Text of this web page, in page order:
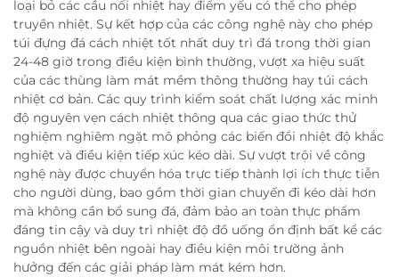
loại bỏ các cầu nối nhiệt hay điểm yếu có thể cho phép
truyền nhiệt. Sự kết hợp của các công nghệ này cho phép
túi đựng đá cách nhiệt tốt nhất duy trì đá trong thời gian
24-48 giờ trong điều kiện bình thường, vượt xa hiệu suất
của các thùng làm mát mềm thông thường hay túi cách
nhiệt cơ bản. Các quy trình kiểm soát chất lượng xác minh
độ nguyên vẹn cách nhiệt thông qua các giao thức thử
nghiệm nghiêm ngặt mô phỏng các biến đổi nhiệt độ khắc
nghiệt và điều kiện tiếp xúc kéo dài. Sự vượt trội về công
nghệ này được chuyển hóa trực tiếp thành lợi ích thực tiễn
cho người dùng, bao gồm thời gian chuyến đi kéo dài hơn
mà không cần bổ sung đá, đảm bảo an toàn thực phẩm
đáng tin cậy và duy trì nhiệt độ đồ uống ổn định bất kể các
nguồn nhiệt bên ngoài hay điều kiện môi trường ảnh
hưởng đến các giải pháp làm mát kém hơn.